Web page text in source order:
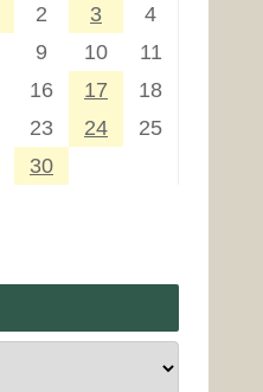
2 3
4
9 10
11
16 17
18
23 24
25
30